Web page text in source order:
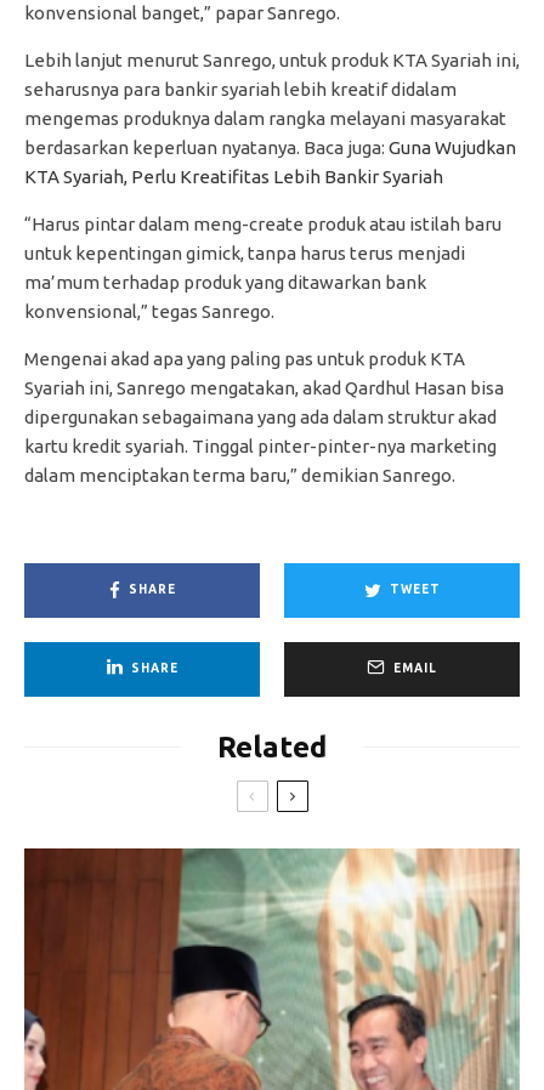
konvensional banget,” papar Sanrego.
Lebih lanjut menurut Sanrego, untuk produk KTA Syariah ini,
seharusnya para bankir syariah lebih kreatif didalam
mengemas produknya dalam rangka melayani masyarakat
berdasarkan keperluan nyatanya. Baca juga: Guna Wujudkan
KTA Syariah, Perlu Kreatifitas Lebih Bankir Syariah
“Harus pintar dalam meng-create produk atau istilah baru
untuk kepentingan gimick, tanpa harus terus menjadi
ma’mum terhadap produk yang ditawarkan bank
konvensional,” tegas Sanrego.
Mengenai akad apa yang paling pas untuk produk KTA
Syariah ini, Sanrego mengatakan, akad Qardhul Hasan bisa
dipergunakan sebagaimana yang ada dalam struktur akad
kartu kredit syariah. Tinggal pinter-pinter-nya marketing
dalam menciptakan terma baru,” demikian Sanrego.
SHARE TWEET
SHARE EMAIL
Related